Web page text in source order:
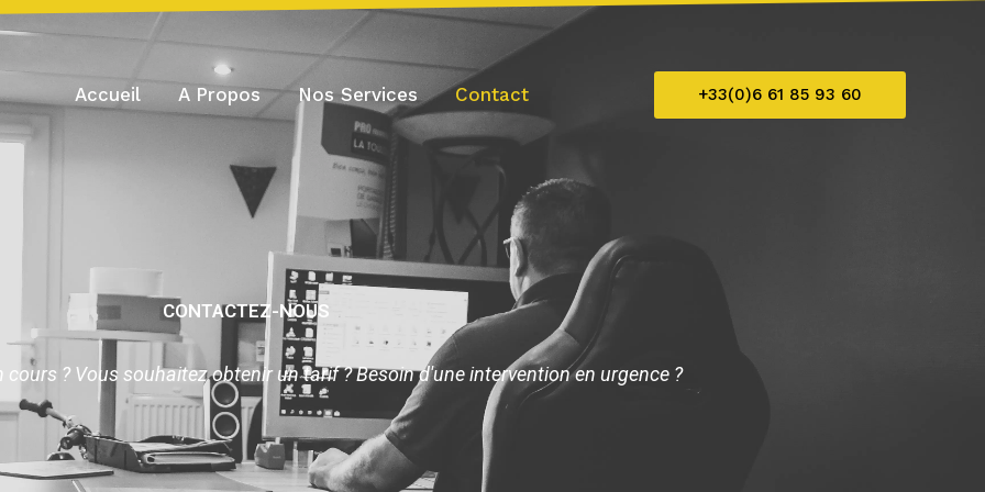
Accueil
A Propos Nos Services Contact +33(0)6 61 85 93 60
CONTACTEZ-NOUS
cours ? Vous souhaitez obtenir un tarif ? Besoin d'une intervention en urgence ?